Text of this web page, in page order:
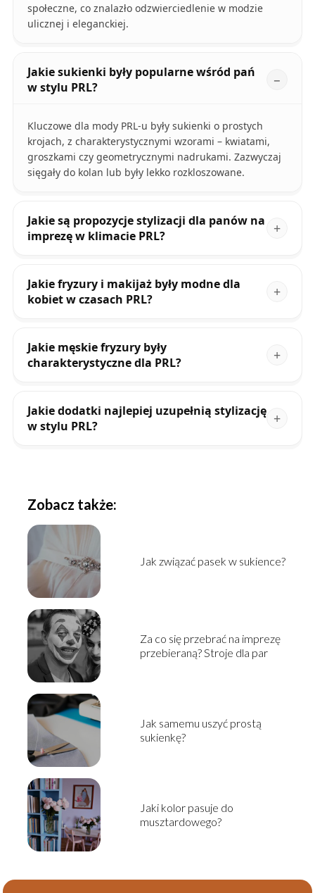
społeczne, co znalazło odzwierciedlenie w modzie
ulicznej i eleganckiej.
Jakie sukienki były popularne wśród pań
w stylu PRL?
Kluczowe dla mody PRL-u były sukienki o prostych
krojach, z charakterystycznymi wzorami – kwiatami,
groszkami czy geometrycznymi nadrukami. Zazwyczaj
sięgały do kolan lub były lekko rozkloszowane.
Jakie są propozycje stylizacji dla panów na
imprezę w klimacie PRL?
Jakie fryzury i makijaż były modne dla
kobiet w czasach PRL?
Jakie męskie fryzury były
charakterystyczne dla PRL?
Jakie dodatki najlepiej uzupełnią stylizację
w stylu PRL?
Zobacz także:
Jak związać pasek w sukience?
Za co się przebrać na imprezę
przebieraną? Stroje dla par
Jak samemu uszyć prostą
sukienkę?
Jaki kolor pasuje do
musztardowego?